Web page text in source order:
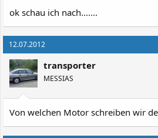
ok schau ich nach.......
12.07.2012
transporter
MESSIAS
Von welchen Motor schreiben wir